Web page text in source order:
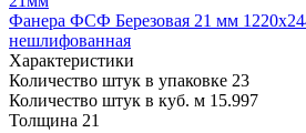
Фанера ФСФ Березовая 21 мм
нешлифованная
Характеристики
Количество штук в упаковке 23
Количество штук в куб. м 15.997
Толщина 21